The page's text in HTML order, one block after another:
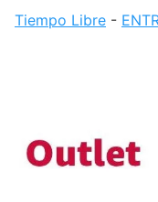
Tiempo Libre -